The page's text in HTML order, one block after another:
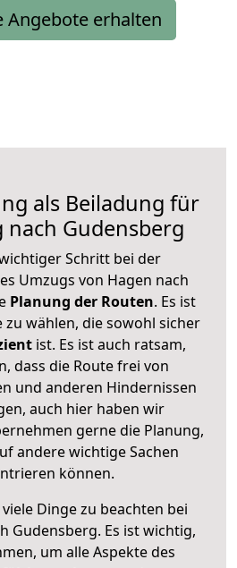
Angebote erhalten
als Beiladung für
nach Gudensberg
Schritt bei der
Umzugs von Hagen nach
Planung der Routen. Es ist
zu wählen, die sowohl sicher
ist. Es ist auch ratsam,
dass die Route frei von
und anderen Hindernissen
auch hier haben wir
gerne die Planung,
andere wichtige Sachen
können.
Dinge zu beachten bei
Gudensberg. Es ist wichtig,
um alle Aspekte des